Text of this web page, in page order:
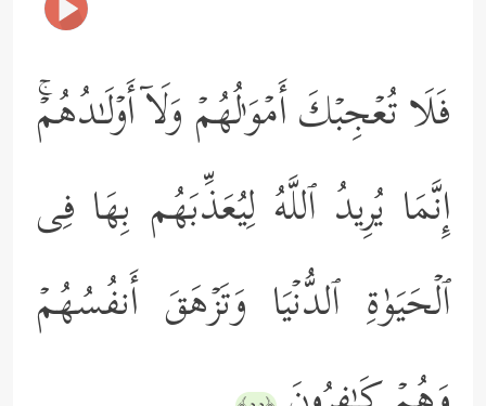
فَلَا تُعۡجِبۡكَ أَمۡوَ ٰ⁠لُهُمۡ وَلَاۤ أَوۡلَـٰدُهُمۡۚ
إِنَّمَا یُرِیدُ ٱللَّهُ لِیُعَذِّبَهُم بِهَا فِی
ٱلۡحَیَوٰةِ ٱلدُّنۡیَا وَتَزۡهَقَ أَنفُسُهُمۡ